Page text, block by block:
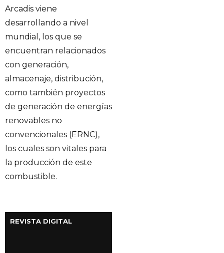
Arcadis viene
desarrollando a nivel
mundial, los que se
encuentran relacionados
con generación,
almacenaje, distribución,
como también proyectos
de generación de energías
renovables no
convencionales (ERNC),
los cuales son vitales para
la producción de este
combustible.
REVISTA DIGITAL